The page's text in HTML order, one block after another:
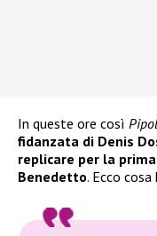
In queste ore così
fidanzata di Denis
replicare per la
Benedetto. Ecco